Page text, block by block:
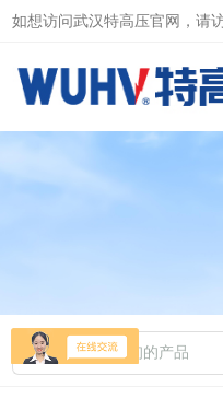
如想访问武汉特高压官网，请